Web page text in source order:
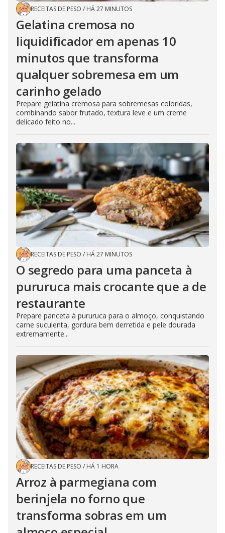
RECEITAS DE PESO / HÁ 27 MINUTOS
Gelatina cremosa no
liquidificador em apenas 10
minutos que transforma
qualquer sobremesa em um
carinho gelado
Prepare gelatina cremosa para sobremesas coloridas,
combinando sabor frutado, textura leve e um creme
delicado feito no...
RECEITAS DE PESO / HÁ 27 MINUTOS
O segredo para uma panceta à
pururuca mais crocante que a de
restaurante
Prepare panceta à pururuca para o almoço, conquistando
carne suculenta, gordura bem derretida e pele dourada
extremamente...
RECEITAS DE PESO / HÁ 1 HORA
Arroz à parmegiana com
berinjela no forno que
transforma sobras em um